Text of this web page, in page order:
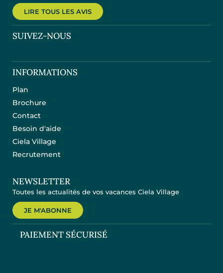
LIRE TOUS LES AVIS
SUIVEZ-NOUS
INFORMATIONS
Plan
Brochure
Contact
Besoin d'aide
Ciela Village
Recrutement
NEWSLETTER
Toutes les actualités de vos vacances Ciela Village
JE M'ABONNE
PAIEMENT SÉCURISÉ